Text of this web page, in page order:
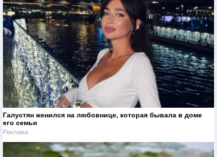
Галустян женился на любовнице, которая бывала в доме
его семьи
Реклама